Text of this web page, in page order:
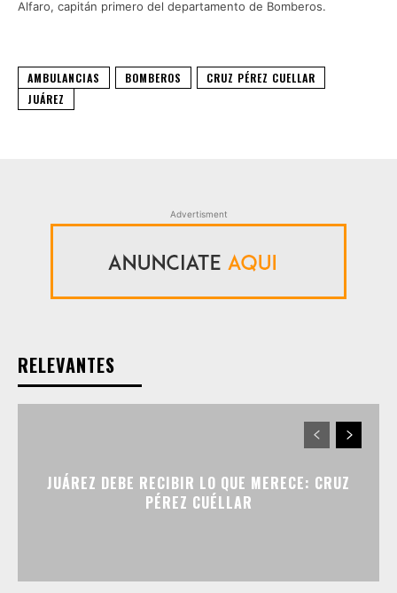
Alfaro, capitán primero del departamento de Bomberos.
AMBULANCIAS BOMBEROS
CRUZ PÉREZ CUELLAR
JUÁREZ
Advertisment
RELEVANTES
JUÁREZ DEBE RECIBIR LO QUE MERECE: CRUZ
PÉREZ CUÉLLAR